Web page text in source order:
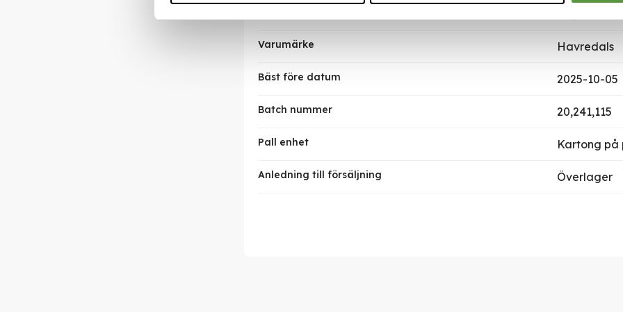
Varumärke Havredals
Bäst före datum 2025-10-05
Batch nummer 20,241,115
Pall enhet Kartong på
Anledning till försäljning Överlager